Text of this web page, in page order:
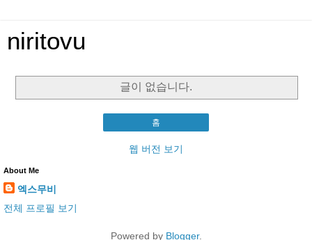
niritovu
글이 없습니다.
홈
웹 버전 보기
About Me
엑스무비
전체 프로필 보기
Powered by Blogger.